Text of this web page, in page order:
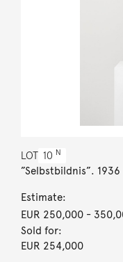
LOT 10 N
”Selbstbildnis”. 1936
Estimate:
EUR 250,000-
Sold for:
EUR 254,000